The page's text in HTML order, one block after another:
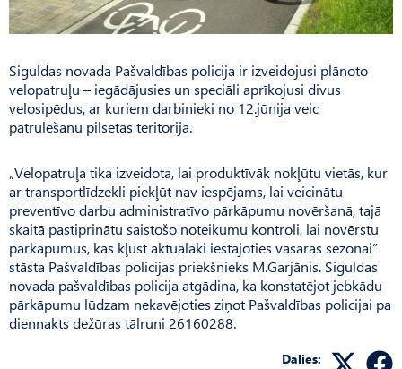
Siguldas novada Pašvaldības policija ir izveidojusi plānoto
velopatruļu – iegādājusies un speciāli aprīkojusi divus
velosipēdus, ar kuriem darbinieki no 12.jūnija veic
patrulēšanu pilsētas teritorijā.
„Velopatruļa tika izveidota, lai produktīvāk nokļūtu vietās, kur
ar transportlīdzekli piekļūt nav iespējams, lai veicinātu
preventīvo darbu administratīvo pārkāpumu novēršanā, tajā
skaitā pastiprinātu saistošo noteikumu kontroli, lai novērstu
pārkāpumus, kas kļūst aktuālāki iestājoties vasaras sezonai”
stāsta Pašvaldības policijas priekšnieks M.Garjānis. Siguldas
novada pašvaldības policija atgādina, ka konstatējot jebkādu
pārkāpumu lūdzam nekavējoties ziņot Pašvaldības policijai pa
diennakts dežūras tālruni 26160288.
Dalies: